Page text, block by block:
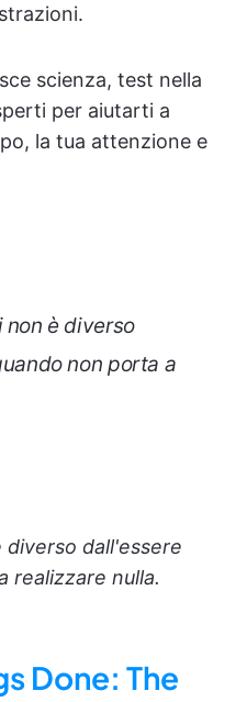
scienza, test nella
per aiutarti a
la tua attenzione e
è diverso
non porta a
dall'essere
realizzare nulla.
Done: The